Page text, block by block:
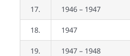
17. 1946 – 1947
18. 1947
19. 1947 – 1948